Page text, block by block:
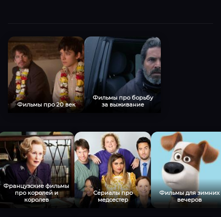
Фильмы про 20 век
Фильмы про борьбу
за выживание
Французские фильмы
про королей и
королев
Сериалы про
медсестер
Фильмы для зимних
вечеров